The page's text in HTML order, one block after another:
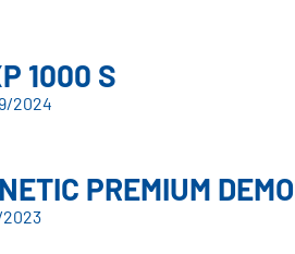
1000 S
2024
PREMIUM
2023